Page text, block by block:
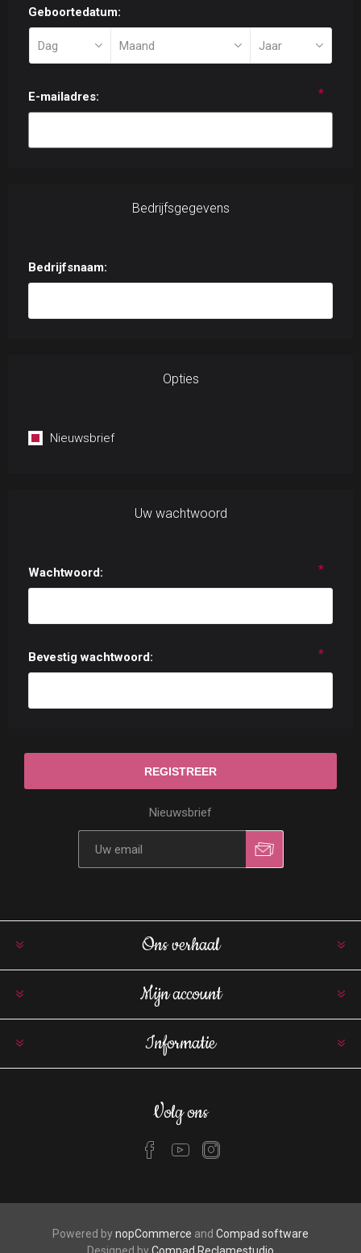
Geboortedatum:
E-mailadres: *
Bedrijfsgegevens
Bedrijfsnaam:
Opties
Nieuwsbrief
Uw wachtwoord
Wachtwoord: *
Bevestig wachtwoord: *
Nieuwsbrief
Ons verhaal
Mijn account
Informatie
Volg ons
Powered bynopCommerce and Compad software